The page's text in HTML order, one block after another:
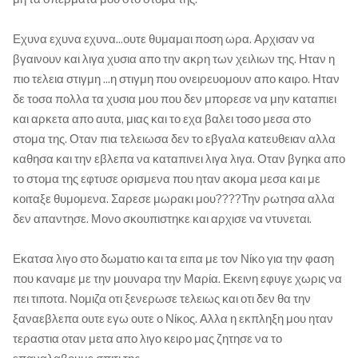
Εχυνα εχυνα εχυνα...ουτε θυμαμαι ποση ωρα. Αρχισαν να
βγαινουν και λιγα χυσια απο την ακρη των χειλιων της. Ηταν η
πιο τελεια στιγμη ...η στιγμη που ονειρευομουν απο καιρο. Ηταν
δε τοσα πολλα τα χυσια μου που δεν μπορεσε να μην καταπιει
και αρκετα απο αυτα, μιας και το εχα βαλει τοσο μεσα στο
στομα της. Οταν πια τελειωσα δεν το εβγαλα κατευθειαν αλλα
καθησα και την εβλεπα να καταπινει λιγα λιγα. Οταν βγηκα απο
το στομα της εφτυσε ορισμενα που ηταν ακομα μεσα και με
κοιταξε θυμομενα. Σαρεσε μωρακι μου????Την ρωτησα αλλα
δεν απαντησε. Μονο σκουπιστηκε και αρχισε να ντυνεται.
Εκατσα λιγο στο δωματιο και τα ειπα με τον Νίκο για την φαση
που καναμε με την μουναρα την Μαρία. Εκεινη εφυγε χωρις να
πει τιποτα. Νομιζα οτι ξενερωσε τελειως και οτι δεν θα την
ξαναεβλεπα ουτε εγω ουτε ο Νίκος. Αλλα η εκπληξη μου ηταν
τεραστια οταν μετα απο λιγο κειρο μας ζητησε να το